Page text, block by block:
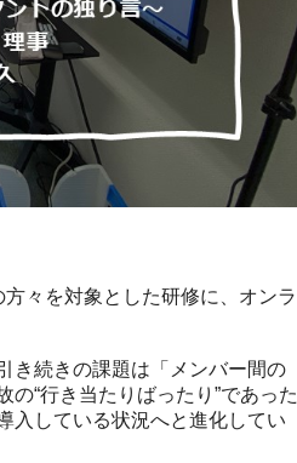
々を対象とした研修に、オンラ
き続きの課題は「メンバー間の
“行き当たりばったり”であった
入している状況へと進化してい